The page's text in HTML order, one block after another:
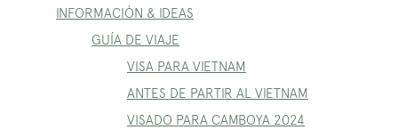
INFORMACIÓN & IDEAS
GUÍA DE VIAJE
VISA PARA VIETNAM
ANTES DE PARTIR AL VIETNAM
VISADO PARA CAMBOYA 2024